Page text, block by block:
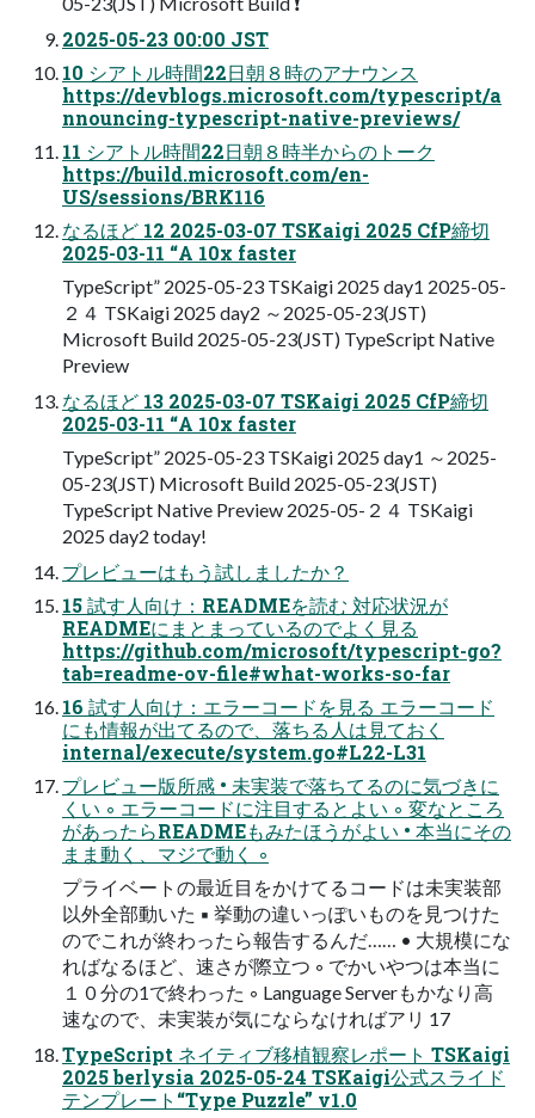
2025-05-23 00:00 JST
10 シアトル時間22日朝８時のアナウンス
https://devblogs.microsoft.com/typescript/a
nnouncing-typescript-native-previews/
11 シアトル時間22日朝８時半からのトーク
https://build.microsoft.com/en-
US/sessions/BRK116
なるほど 12 2025-03-07 TSKaigi 2025 CfP締切
2025-03-11 “A 10x faster
TypeScript” 2025-05-23 TSKaigi 2025 day1 2025-05-
２４ TSKaigi 2025 day2 ～2025-05-23(JST)
Microsoft Build 2025-05-23(JST) TypeScript Native
Preview
なるほど 13 2025-03-07 TSKaigi 2025 CfP締切
2025-03-11 “A 10x faster
TypeScript” 2025-05-23 TSKaigi 2025 day1 ～2025-
05-23(JST) Microsoft Build 2025-05-23(JST)
TypeScript Native Preview 2025-05-２４ TSKaigi
2025 day2 today!
プレビューはもう試しましたか？
15 試す人向け：READMEを読む 対応状況が
READMEにまとまっているのでよく見る
https://github.com/microsoft/typescript-go?
tab=readme-ov-file#what-works-so-far
16 試す人向け：エラーコードを見る エラーコード
にも情報が出てるので、落ちる人は見ておく
internal/execute/system.go#L22-L31
プレビュー版所感 • 未実装で落ちてるのに気づきに
くい ◦ エラーコードに注目するとよい ◦ 変なところ
があったらREADMEもみたほうがよい • 本当にその
まま動く、マジで動く ◦
プライベートの最近目をかけてるコードは未実装部
以外全部動いた ▪ 挙動の違いっぽいものを見つけた
のでこれが終わったら報告するんだ…… • 大規模にな
ればなるほど、速さが際立つ ◦ でかいやつは本当に
１０分の1で終わった ◦ Language Serverもかなり高
速なので、未実装が気にならなければアリ 17
TypeScript ネイティブ移植観察レポート TSKaigi
2025 berlysia 2025-05-24 TSKaigi公式スライド
テンプレート“Type Puzzle” v1.0